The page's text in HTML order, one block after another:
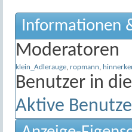
Informationen
Moderatoren
klein_Adlerauge, ropmann,
Benutzer in
Aktive